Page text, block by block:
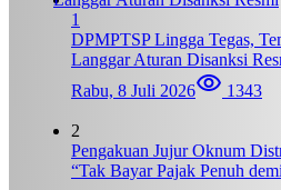
1
DPMPTSP Lingga Tegas,
Langgar Aturan Disanksi
Rabu, 8 Juli 2026
1343
2
Pengakuan Jujur Oknum
“Tak Bayar Pajak Penuh